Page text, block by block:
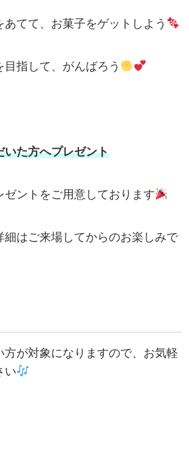
てて、お菓子をゲットしよう
目指して、がんばろう
た方へプレゼント
ゼントをご用意しております
細はご来場してからのお楽しみで
方が対象になりますので、お気軽
い